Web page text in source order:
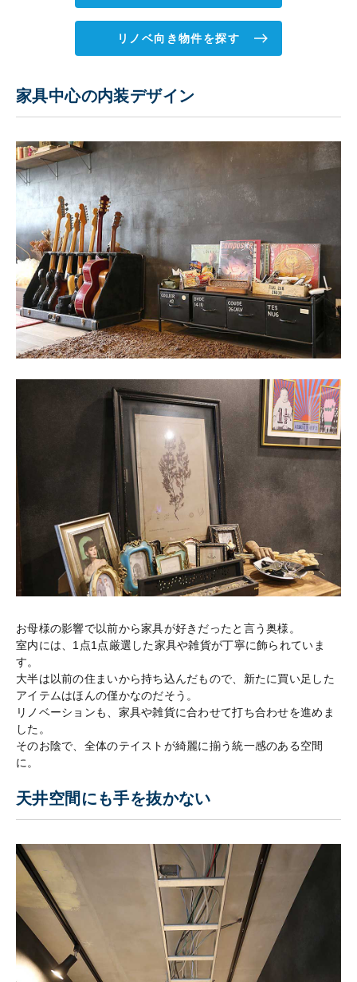
リノベ向き物件を探す
家具中心の内装デザイン
お母様の影響で以前から家具が好きだったと言う奥様。
室内には、1点1点厳選した家具や雑貨が丁寧に飾られていま
す。
大半は以前の住まいから持ち込んだもので、新たに買い足した
アイテムはほんの僅かなのだそう。
リノベーションも、家具や雑貨に合わせて打ち合わせを進めま
した。
そのお陰で、全体のテイストが綺麗に揃う統一感のある空間
に。
天井空間にも手を抜かない